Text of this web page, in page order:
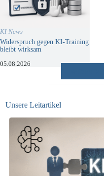
KI-News
Widerspruch gegen KI-Training
bleibt wirksam
05.08.2026
Unsere Leitartikel